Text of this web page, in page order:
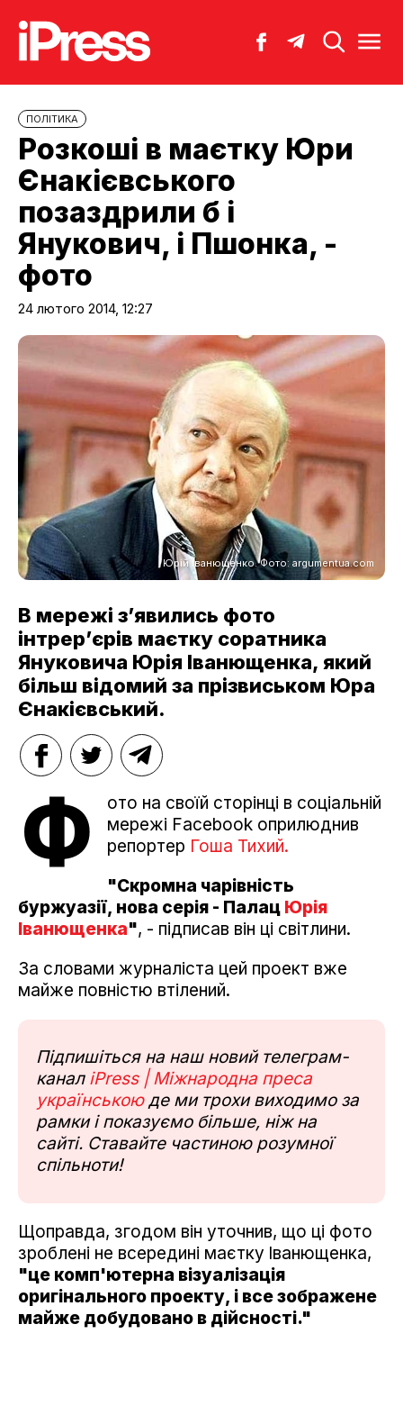
ПОЛІТИКА
Розкоші в маєтку Юри
Єнакієвського
позаздрили б і
Янукович, і Пшонка, -
фото
24 лютого 2014, 12:27
Юрій Іванющенко. Фото: argumentua.com
В мережі з’явились фото
інтрер’єрів маєтку соратника
Януковича Юрія Іванющенка, який
більш відомий за прізвиськом Юра
Єнакієвський.
Ф
ото на своїй сторінці в соціальній
мережі Facebook оприлюднив
репортер Гоша Тихий.
"Скромна чарівність
буржуазії, нова серія - Палац Юрія
Іванющенка", - підписав він ці світлини.
За словами журналіста цей проект вже
майже повністю втілений.
Підпишіться на наш новий телеграм-
канал iPress | Міжнародна преса
українськоюде ми трохи виходимо за
рамки і показуємо більше, ніж на
сайті. Ставайте частиною розумної
спільноти!
Щоправда, згодом він уточнив, що ці фото
зроблені не всередині маєтку Іванющенка,
"це комп'ютерна візуалізація
оригінального проекту, і все зображене
майже добудовано в дійсності."